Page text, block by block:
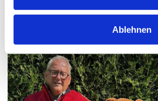
Ablehnen